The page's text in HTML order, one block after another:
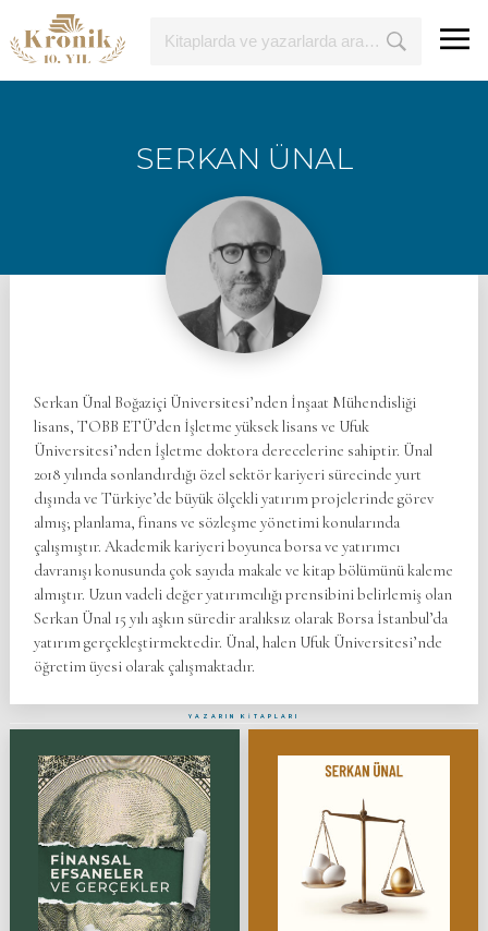
SERKAN ÜNAL
Serkan Ünal Boğaziçi Üniversitesi’nden İnşaat Mühendisliği
lisans, TOBB ETÜ’den İşletme yüksek lisans ve Ufuk
Üniversitesi’nden İşletme doktora derecelerine sahiptir. Ünal
2018 yılında sonlandırdığı özel sektör kariyeri sürecinde yurt
dışında ve Türkiye’de büyük ölçekli yatırım projelerinde görev
almış; planlama, finans ve sözleşme yönetimi konularında
çalışmıştır. Akademik kariyeri boyunca borsa ve yatırımcı
davranışı konusunda çok sayıda makale ve kitap bölümünü kaleme
almıştır. Uzun vadeli değer yatırımcılığı prensibini belirlemiş olan
Serkan Ünal 15 yılı aşkın süredir aralıksız olarak Borsa İstanbul’da
yatırım gerçekleştirmektedir. Ünal, halen Ufuk Üniversitesi’nde
öğretim üyesi olarak çalışmaktadır.
YAZARIN KİTAPLARI